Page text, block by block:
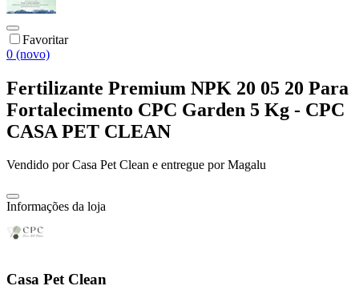
Favoritar
0 (novo)
Fertilizante Premium NPK 20 05 20 Para
Fortalecimento CPC Garden 5 Kg - CPC
CASA PET CLEAN
Vendido porCasa Pet Clean e entregue por Magalu
Informações da loja
Casa Pet Clean